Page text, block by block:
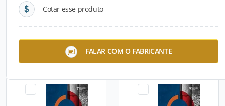
Cotar esse produto
FALAR COM O FABRICANTE
Obras Especiais Industrial –
Poty